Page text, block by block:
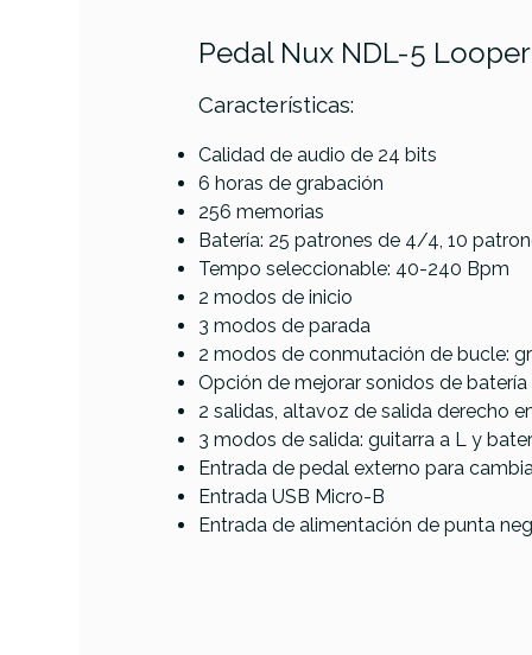
Pedal Nux NDL-5 Looper
Características:
Calidad de audio de 24 bits
6 horas de grabación
256 memorias
Batería: 25 patrones de 4/4, 10
Tempo seleccionable: 40-240 Bpm
2 modos de inicio
3 modos de parada
2 modos de conmutación de bucle:
Opción de mejorar sonidos de batería
2 salidas, altavoz de salida derecho
3 modos de salida: guitarra a L y
Entrada de pedal externo para
Entrada USB Micro-B
Entrada de alimentación de punta
ReferenciaPEDAGUINUX034